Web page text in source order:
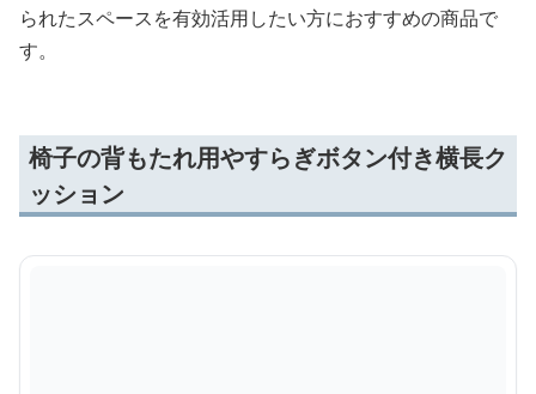
られたスペースを有効活用したい方におすすめの商品で
す。
椅子の背もたれ用やすらぎボタン付き横長ク
ッション